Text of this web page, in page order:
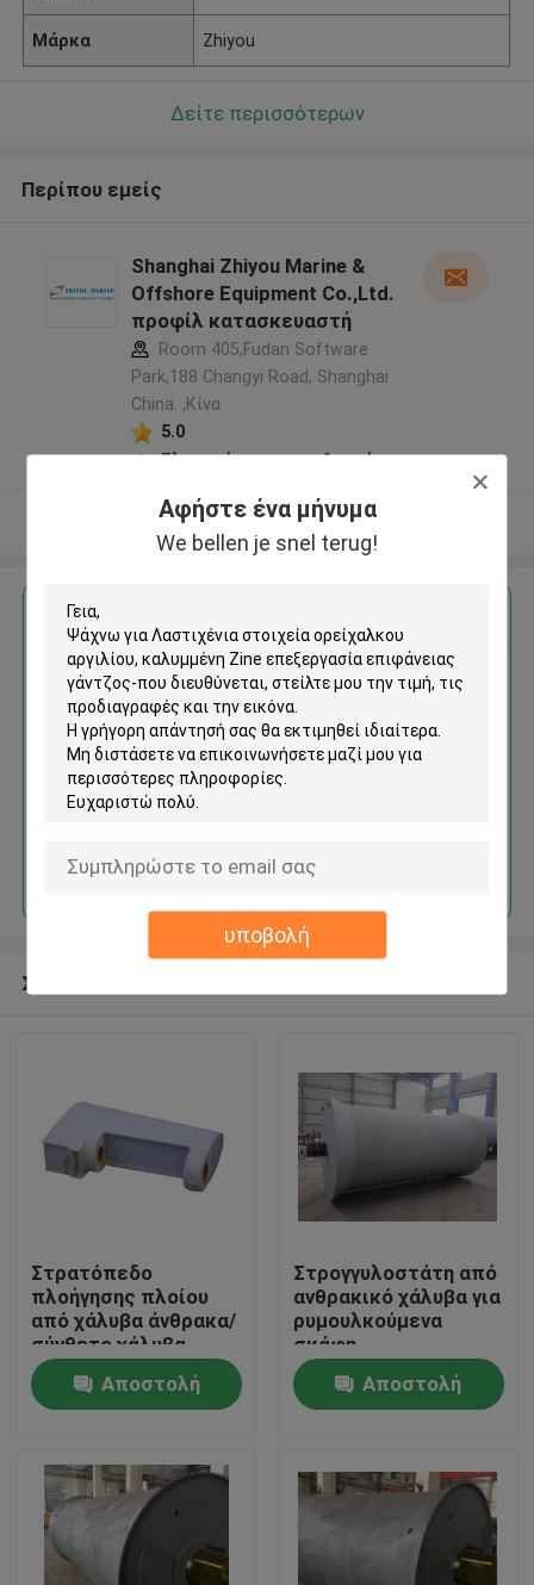
Αφήστε ένα μήνυμα
We bellen je snel terug!
υποβολή
Προϊόντα
Σχετικά με εμάς
Μάρκα Zhiyou
Δείτε περισσότερων
Περίπου εμείς
Shanghai Zhiyou Marine &
Offshore Equipment Co.,Ltd.
προφίλ κατασκευαστή
Room 405,Fudan Software
Park,188 Changyi Road, Shanghai
China. ,Κίνα
5.0
Ελεγχμένος προμηθευτής
Δείτε περισσότερων
Αποκτήστε την καλύτερη τιμή για
Λαστιχένια στοιχεία
ορείχαλκου αργιλίου,
καλυμμένη Zine επεξεργασία
επιφάνειας γάντζος-που
διευθύνεται
Να συνεχίσει
Συνιστώμενα προϊόντα
Στρατόπεδο
πλοήγησης πλοίου
από χάλυβα άνθρακα/
σύνθετο χάλυβα
Στρατόπεδο πλοίας
Αποστολή
Στρογγυλοστάτη από
ανθρακικό χάλυβα για
ρυμουλκούμενα
σκάφη
Αποστολή